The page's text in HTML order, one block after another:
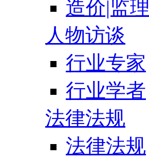
造价|监理
人物访谈
行业专家
行业学者
法律法规
法律法规